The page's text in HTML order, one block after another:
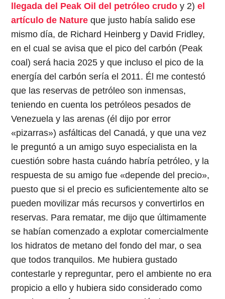
llegada del Peak Oil del petróleo crudo y 2)el
artículo de Nature que justo había salido ese
mismo día, de Richard Heinberg y David Fridley,
en el cual se avisa que el pico del carbón (Peak
coal) será hacia 2025 y que incluso el pico de la
energía del carbón sería el 2011. Él me contestó
que las reservas de petróleo son inmensas,
teniendo en cuenta los petróleos pesados de
Venezuela y las arenas (él dijo por error
«pizarras») asfálticas del Canadá, y que una vez
le preguntó a un amigo suyo especialista en la
cuestión sobre hasta cuándo habría petróleo, y la
respuesta de su amigo fue «depende del precio»,
puesto que si el precio es suficientemente alto se
pueden movilizar más recursos y convertirlos en
reservas. Para rematar, me dijo que últimamente
se habían comenzado a explotar comercialmente
los hidratos de metano del fondo del mar, o sea
que todos tranquilos. Me hubiera gustado
contestarle y repreguntar, pero el ambiente no era
propicio a ello y hubiera sido considerado como